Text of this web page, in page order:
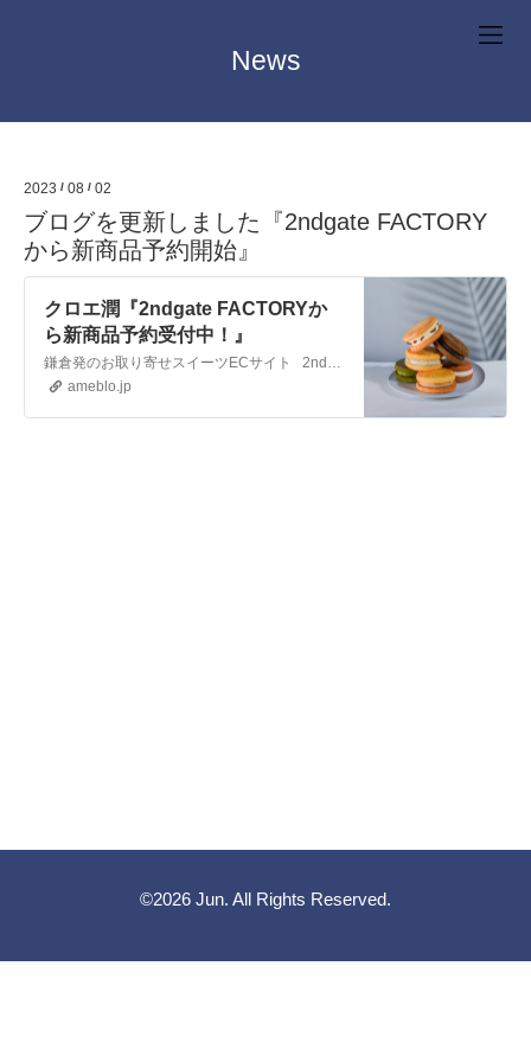
News
2023 / 08 / 02
ブログを更新しました『2ndgate FACTORY
から新商品予約開始』
クロエ潤『2ndgate FACTORYか
ら新商品予約受付中！』
鎌倉発のお取り寄せスイーツECサイト 2ndgate FACTORYから バターサンドが販売開始されました！ 180℃に…
ameblo.jp
©2026 Jun. All Rights Reserved.